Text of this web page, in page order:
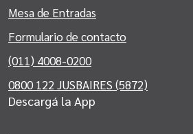
Mesa de Entradas
Formulario de contacto
(011) 4008-0200
0800 122 JUSBAIRES (5872)
Descargá la App